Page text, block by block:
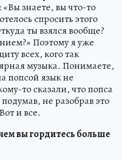
«Вы знаете, вы что-то
спросить этого
ты взялся вообще?
Поэтому я уже
всех, кого так
музыка. Понимаете,
попсой язык не
то сказали, что попса
не разобрав это
и все.
вы гордитесь больше